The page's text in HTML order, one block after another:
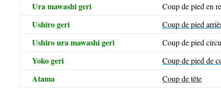
Ura mawashi geri Coup de pied en
Ushiro geri Coup de pied
Ushiro ura mawashi geri Coup de pied
Yoko geri Coup de pied de
Atama Coup de tête